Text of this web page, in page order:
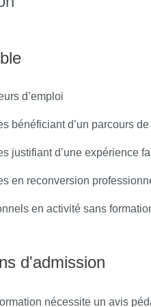
Soudani, Gériatre
/ Arnaud Grados / Martine
/ Stéphane Tessier /
matérielles :Afin de
pédagogique
d’emploi
bénéficiant d’un parcours
justifiant d’une expérience
en reconversion
en activité sans
d'admission
nécessite un avis